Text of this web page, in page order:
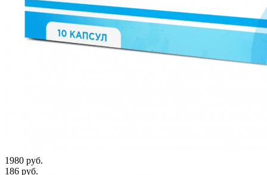
1980 руб.
186 руб.